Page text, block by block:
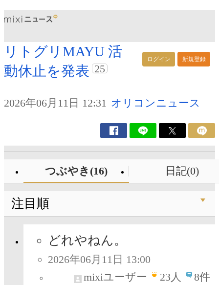
ログイン 新規登録
リトグリMAYU 活
動休止を発表 25
2026年06月11日 12:31 オリコンニュース
つぶやき(16) 日記(0)
注目順
どれやねん。
2026年06月11日 13:00
mixiユーザー
23人 8件